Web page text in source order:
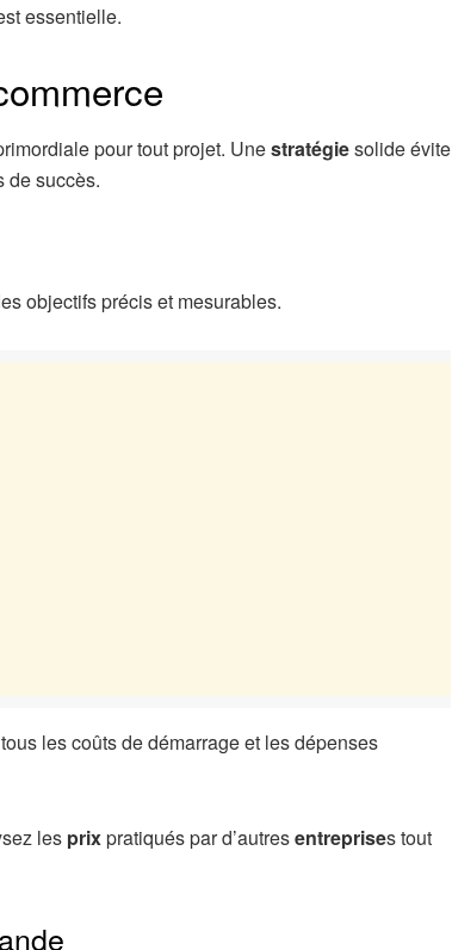
essentielle.
pour tout projet. Unestratégiesolide évite
de succès.
objectifs précis et mesurables.
les coûts de démarrage et les dépenses
les prixpratiqués par d’autresentreprises tout